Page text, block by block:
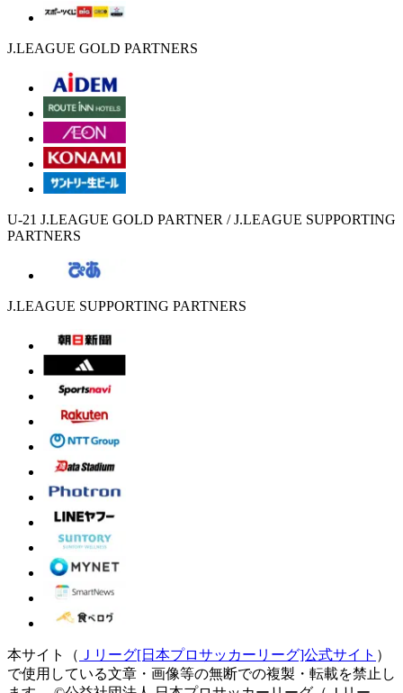
J.LEAGUE GOLD PARTNERS
U-21 J.LEAGUE GOLD PARTNER / J.LEAGUE SUPPORTING
PARTNERS
J.LEAGUE SUPPORTING PARTNERS
本サイト（ Ｊリーグ[日本プロサッカーリーグ]公式サイト ）
で使用している文章・画像等の無断での複製・転載を禁止し